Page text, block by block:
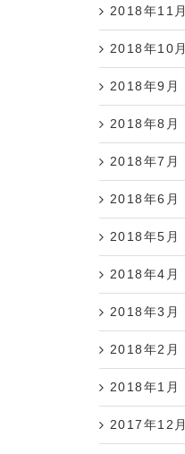
2018年11月
2018年10月
2018年9月
2018年8月
2018年7月
2018年6月
2018年5月
2018年4月
2018年3月
2018年2月
2018年1月
2017年12月